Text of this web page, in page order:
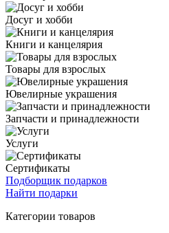
Досуг и хобби
Книги и канцелярия
Товары для взрослых
Ювелирные украшения
Запчасти и принадлежности
Услуги
Сертификаты
Подборщик подарков
Найти подарки
Категории товаров